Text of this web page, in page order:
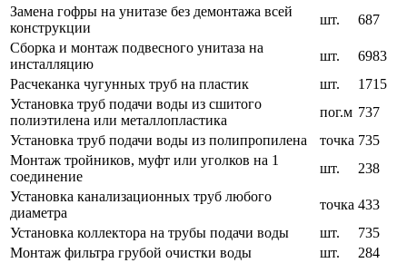
Замена гофры на унитазе без демонтажа всей
конструкции
шт.
687
Сборка и монтаж подвесного унитаза на
инсталляцию
шт.
6983
Расчеканка чугунных труб на пластик
шт.
1715
Установка труб подачи воды из сшитого
полиэтилена или металлопластика
пог.м 737
Установка труб подачи воды из полипропилена
точка 735
Монтаж тройников, муфт или уголков на 1
соединение
шт.
238
Установка канализационных труб любого
диаметра
точка 433
Установка коллектора на трубы подачи воды
шт.
735
Монтаж фильтра грубой очистки воды
шт.
284